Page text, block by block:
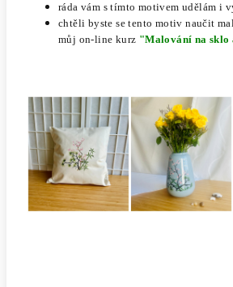
ráda vám s tímto motivem udělám i
chtěli byste se tento motiv naučit
můj on-line kurz "Malování na sklo